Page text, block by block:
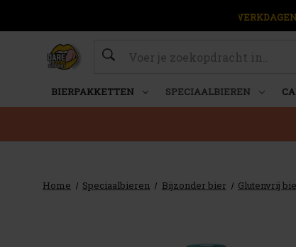
OP
Zoeken
BIERPAKKETTEN SPECIAALBIEREN
Home Speciaalbieren Bijzonder bier Glutenvrij